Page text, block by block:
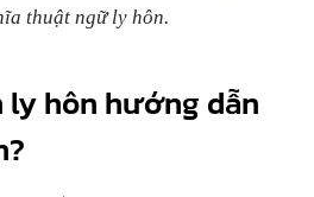
thuật ngữ ly hôn.
hôn hướng dẫn